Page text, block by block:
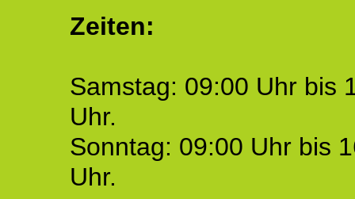
Zeiten:
Samstag: 09:00 Uhr bis
Uhr.
Sonntag: 09:00 Uhr bis
Uhr.